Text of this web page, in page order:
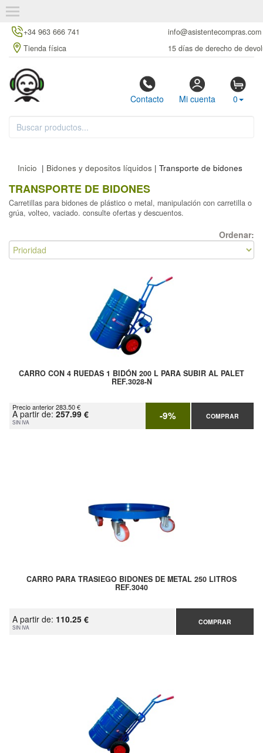
+34 963 666 741
info@asistentecompras.com
Tienda física
15 días de derecho de
Contacto Mi cuenta 0
Inicio | Bidones y depositos líquidos | Transporte de bidones
TRANSPORTE DE BIDONES
Carretillas para bidones de plástico o metal, manipulación con carretilla o
grúa, volteo, vaciado. consulte ofertas y descuentos.
Ordenar:
CARRO CON 4 RUEDAS 1 BIDÓN 200 L PARA SUBIR AL PALET
REF.3028-N
Precio anterior 283.50 €
A partir de: 257.99 €
SIN IVA -9% COMPRAR
CARRO PARA TRASIEGO BIDONES DE METAL 250 LITROS
REF.3040
A partir de: 110.25 €
SIN IVA
COMPRAR